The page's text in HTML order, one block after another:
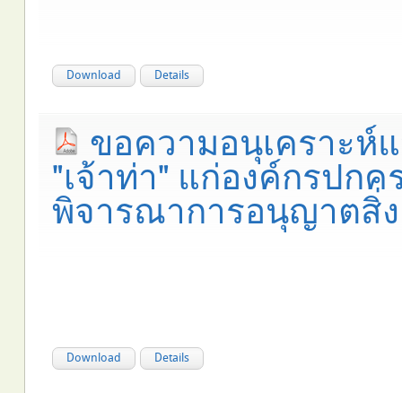
Download Details
ขอความอนุเคราะห์
"เจ้าท่า" แก่องค์กรปก
พิจารณาการอนุญาตสิ่
Download Details